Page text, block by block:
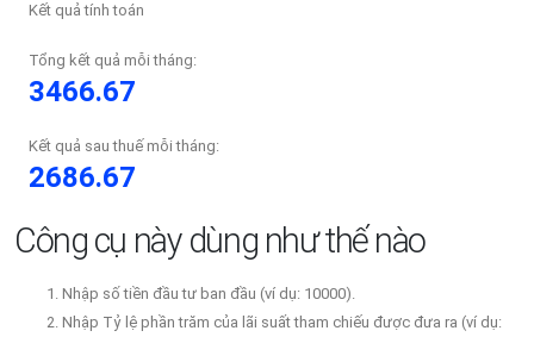
Kết quả tính toán
Tổng kết quả mỗi tháng:
3466.67
Kết quả sau thuế mỗi tháng:
2686.67
Công cụ này dùng như thế nào
Nhập số tiền đầu tư ban đầu (ví dụ: 10000).
Nhập Tỷ lệ phần trăm của lãi suất tham chiếu được đưa ra (ví dụ: